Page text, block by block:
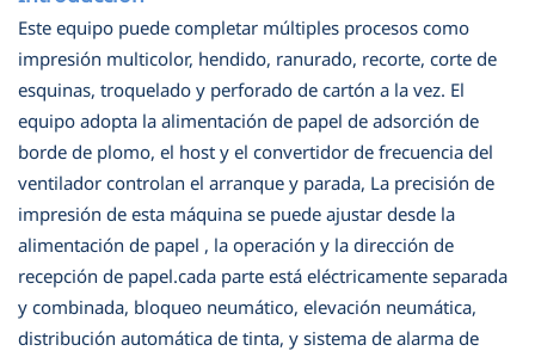
Este equipo puede completar múltiples procesos como
impresión multicolor, hendido, ranurado, recorte, corte de
esquinas, troquelado y perforado de cartón a la vez. El
equipo adopta la alimentación de papel de adsorción de
borde de plomo, el host y el convertidor de frecuencia del
ventilador controlan el arranque y parada, La precisión de
impresión de esta máquina se puede ajustar desde la
alimentación de papel , la operación y la dirección de
recepción de papel.cada parte está eléctricamente separada
y combinada, bloqueo neumático, elevación neumática,
distribución automática de tinta, y sistema de alarma de